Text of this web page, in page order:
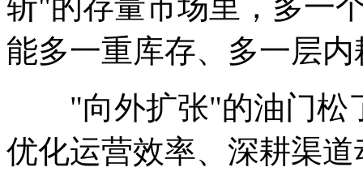
能多一重库存、多一层内
"向外扩张"的油门松
优化运营效率、深耕渠